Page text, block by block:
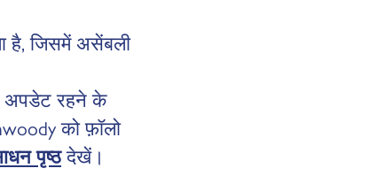
है, जिसमें असेंबली
अपडेट रहने के
को फ़ॉलो
पृष्ठदेखें।